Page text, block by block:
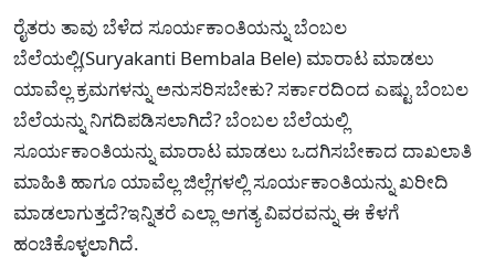
ರೈತರು ತಾವು ಬೆಳೆದ ಸೂರ್ಯಕಾಂತಿಯನ್ನು ಬೆಂಬಲ
ಬೆಲೆಯಲ್ಲಿ(Suryakanti Bembala Bele) ಮಾರಾಟ ಮಾಡಲು
ಯಾವೆಲ್ಲ ಕ್ರಮಗಳನ್ನು ಅನುಸರಿಸಬೇಕು? ಸರ್ಕಾರದಿಂದ ಎಷ್ಟು ಬೆಂಬಲ
ಬೆಲೆಯನ್ನು ನಿಗದಿಪಡಿಸಲಾಗಿದೆ? ಬೆಂಬಲ ಬೆಲೆಯಲ್ಲಿ
ಸೂರ್ಯಕಾಂತಿಯನ್ನು ಮಾರಾಟ ಮಾಡಲು ಒದಗಿಸಬೇಕಾದ ದಾಖಲಾತಿ
ಮಾಹಿತಿ ಹಾಗೂ ಯಾವೆಲ್ಲ ಜಿಲ್ಲೆಗಳಲ್ಲಿ ಸೂರ್ಯಕಾಂತಿಯನ್ನು ಖರೀದಿ
ಮಾಡಲಾಗುತ್ತದೆ?ಇನ್ನಿತರೆ ಎಲ್ಲಾ ಅಗತ್ಯ ವಿವರವನ್ನು ಈ ಕೆಳಗೆ
ಹಂಚಿಕೊಳ್ಳಲಾಗಿದೆ.